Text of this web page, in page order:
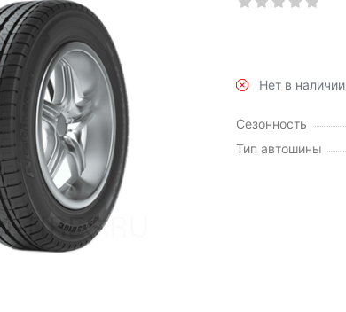
Нет в наличии
Сезонность
Тип автошины